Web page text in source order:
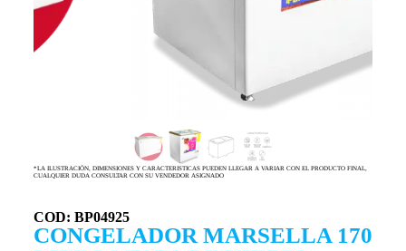
*LA ILUSTRACIÓN, DIMENSIONES Y CARACTERISTICAS PUEDEN LLEGAR A VARIAR CON EL PRODUCTO FINAL,
CUALQUIER DUDA CONSULTAR CON SU VENDEDOR ASIGNADO
COD: BP04925
CONGELADOR MARSELLA 170